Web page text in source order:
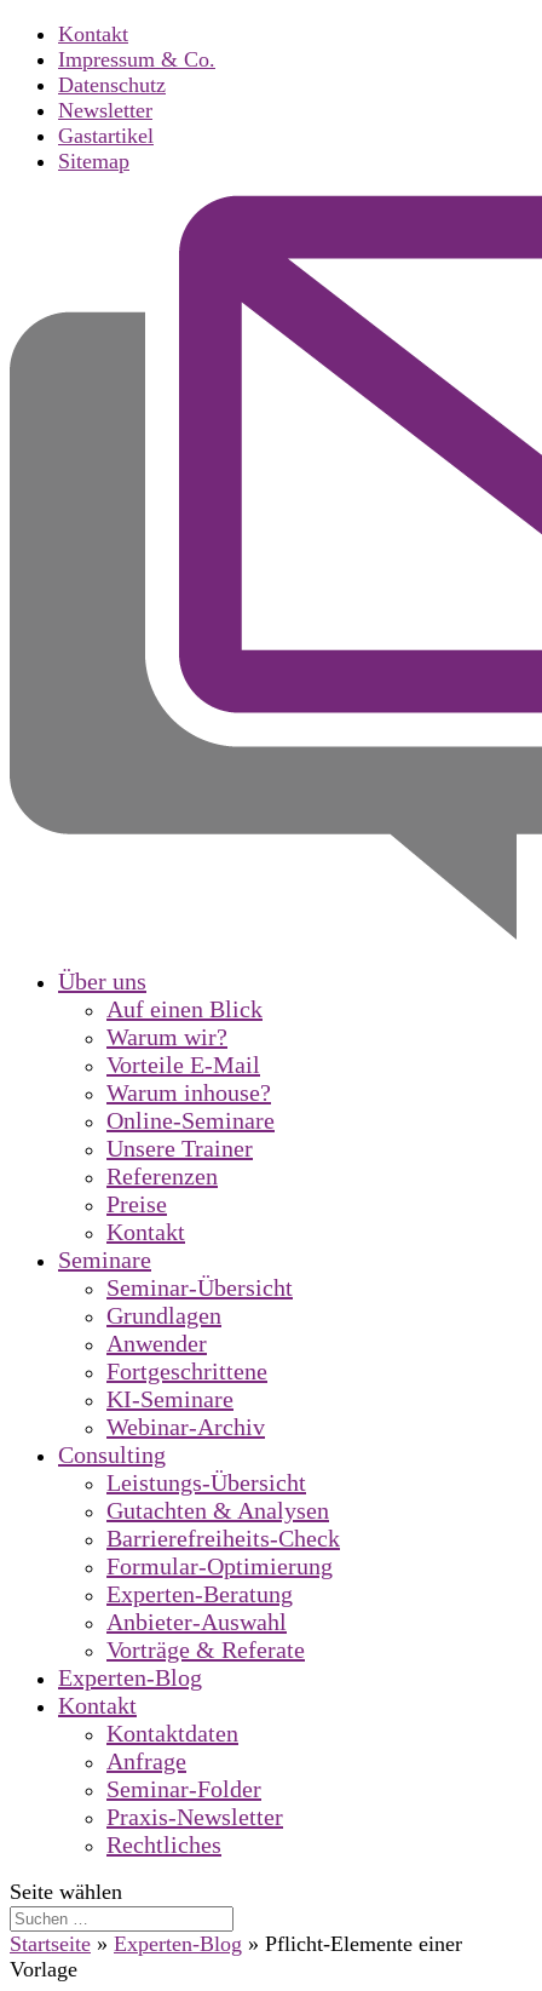
Kontakt
Impressum & Co.
Datenschutz
Newsletter
Gastartikel
Sitemap
Über uns
Auf einen Blick
Warum wir?
Vorteile E-Mail
Warum inhouse?
Online-Seminare
Unsere Trainer
Referenzen
Preise
Kontakt
Seminare
Seminar-Übersicht
Grundlagen
Anwender
Fortgeschrittene
KI-Seminare
Webinar-Archiv
Consulting
Leistungs-Übersicht
Gutachten & Analysen
Barrierefreiheits-Check
Formular-Optimierung
Experten-Beratung
Anbieter-Auswahl
Vorträge & Referate
Experten-Blog
Kontakt
Kontaktdaten
Anfrage
Seminar-Folder
Praxis-Newsletter
Rechtliches
Seite wählen
Startseite » Experten-Blog » Pflicht-Elemente einer
Vorlage